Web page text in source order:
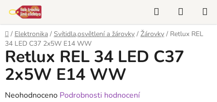
obsah
Hledat
KOŠÍK
Domů
/ Elektronika / Svítidla,osvětlení a žárovky / Žárovky / Retlux REL
34 LED C37 2x5W E14 WW
Retlux REL 34 LED C37
2x5W E14 WW
Průměrné
Neohodnoceno Podrobnosti hodnocení